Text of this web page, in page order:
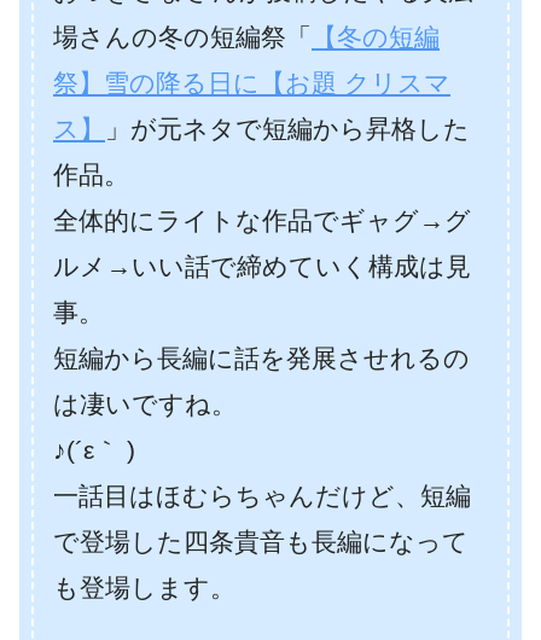
場さんの冬の短編祭「
【冬の短編
祭】雪の降る日に【お題 クリスマ
ス】
」が元ネタで短編から昇格した
作品。
全体的にライトな作品でギャグ→グ
ルメ→いい話で締めていく構成は見
事。
短編から長編に話を発展させれるの
は凄いですね。
♪(´ε｀ )
一話目はほむらちゃんだけど、短編
で登場した四条貴音も長編になって
も登場します。